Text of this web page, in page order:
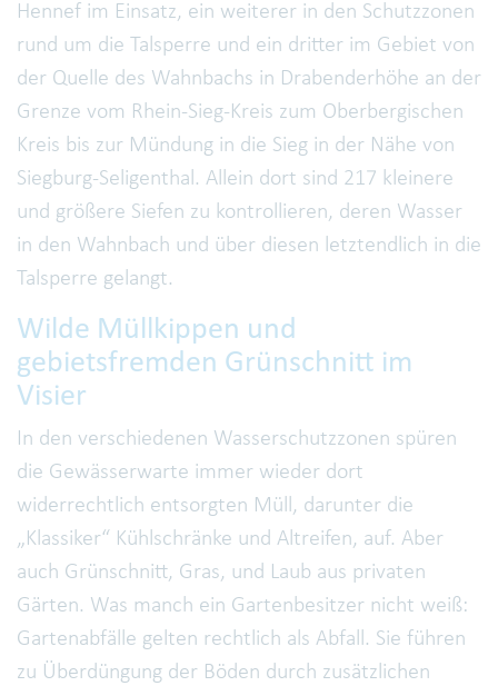
Hennef im Einsatz, ein weiterer in den Schutzzonen
rund um die Talsperre und ein dritter im Gebiet von
der Quelle des Wahnbachs in Drabenderhöhe an der
Grenze vom Rhein-Sieg-Kreis zum Oberbergischen
Kreis bis zur Mündung in die Sieg in der Nähe von
Siegburg-Seligenthal. Allein dort sind 217 kleinere
und größere Siefen zu kontrollieren, deren Wasser
in den Wahnbach und über diesen letztendlich in die
Talsperre gelangt.
Wilde Müllkippen und
gebietsfremden Grünschnitt im
Visier
In den verschiedenen Wasserschutzzonen spüren
die Gewässerwarte immer wieder dort
widerrechtlich entsorgten Müll, darunter die
„Klassiker“ Kühlschränke und Altreifen, auf. Aber
auch Grünschnitt, Gras, und Laub aus privaten
Gärten. Was manch ein Gartenbesitzer nicht weiß:
Gartenabfälle gelten rechtlich als Abfall. Sie führen
zu Überdüngung der Böden durch zusätzlichen